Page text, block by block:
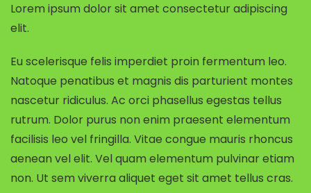
Lorem ipsum dolor sit amet consectetur adipiscing
elit.
Eu scelerisque felis imperdiet proin fermentum leo.
Natoque penatibus et magnis dis parturient montes
nascetur ridiculus. Ac orci phasellus egestas tellus
rutrum. Dolor purus non enim praesent elementum
facilisis leo vel fringilla. Vitae congue mauris rhoncus
aenean vel elit. Vel quam elementum pulvinar etiam
non. Ut sem viverra aliquet eget sit amet tellus cras.